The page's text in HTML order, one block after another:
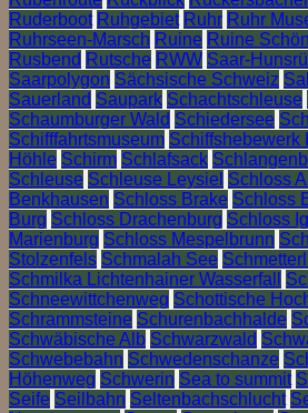
Ruderboot Ruhgebiet Ruhr Ruhr
Ruhrseen-Marsch Ruine Ruine
Rusbend Rutsche RWW Saar-
Saarpolygon Sächsische Schweiz
Sauerland Saupark Schachtschleuse
Schaumburger Wald Schiedersee
Schifffahrtsmuseum Schiffshebewerk
Höhle Schirm Schlafsack
Schleuse Schleuse Leysiel Schloss
Benkhausen Schloss Brake Schloss
Burg Schloss Drachenburg Schloss
Marienburg Schloss Mespelbrunn
Stolzenfels Schmalah See
Schmilka Lichtenhainer Wasserfall
Schneewittchenweg Schottische
Schrammsteine Schurenbachhalde
Schwäbische Alb Schwarzwald
Schwebebahn Schwedenschanze
Höhenweg Schwerin Sea to summit
Seife Seilbahn Seltenbachschlucht